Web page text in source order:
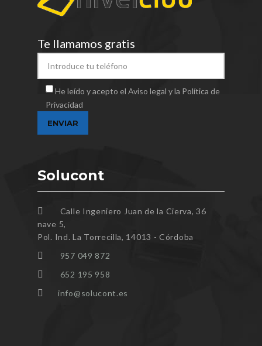
Te llamamos gratis
He leído y acepto el Aviso legal y la Política de
Privacidad
Solucont
Calle Ingeniero Juan de la Cierva, 36
nave 5,
Pol. Ind. La Torrecilla, 14013 - Córdoba
957 049 872
652 195 958
info@solucont.es